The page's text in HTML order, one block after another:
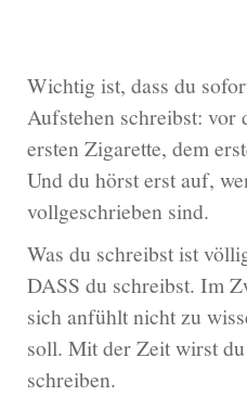
Wichtig ist, dass du
Aufstehen schreibst: vor
ersten Zigarette, dem
Und du hörst erst auf,
vollgeschrieben sind.
Was du schreibst ist
DASS du schreibst. Im
sich anfühlt nicht zu
soll. Mit der Zeit wirst
schreiben.